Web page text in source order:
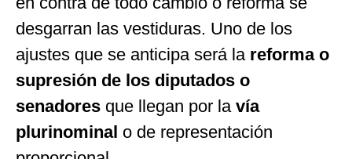
desgarran las vestiduras. Uno de los
ajustes que se anticipa será la reforma o
supresión de los diputados o
senadores que llegan por la vía
plurinominal o de representación